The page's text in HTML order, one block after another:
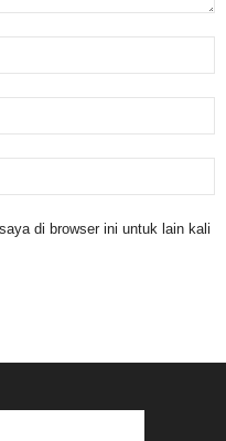
di browser ini untuk lain kali